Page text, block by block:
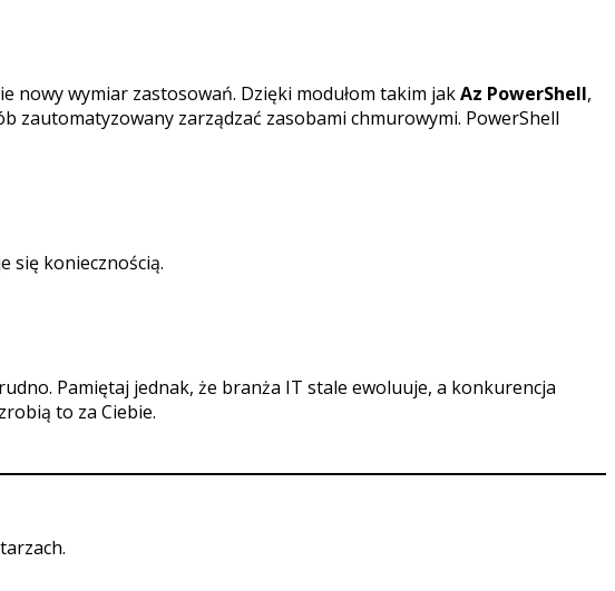
nowy wymiar zastosowań. Dzięki modułom takim jakAz PowerShell,
zautomatyzowany zarządzać zasobami chmurowymi. PowerShell
się koniecznością.
Pamiętaj jednak, że branża IT stale ewoluuje, a konkurencja
to za Ciebie.